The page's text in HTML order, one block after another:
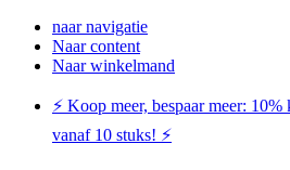
naar navigatie
Naar content
Naar winkelmand
⚡️ Koop meer, bespaar meer:
vanaf 10 stuks! ⚡️